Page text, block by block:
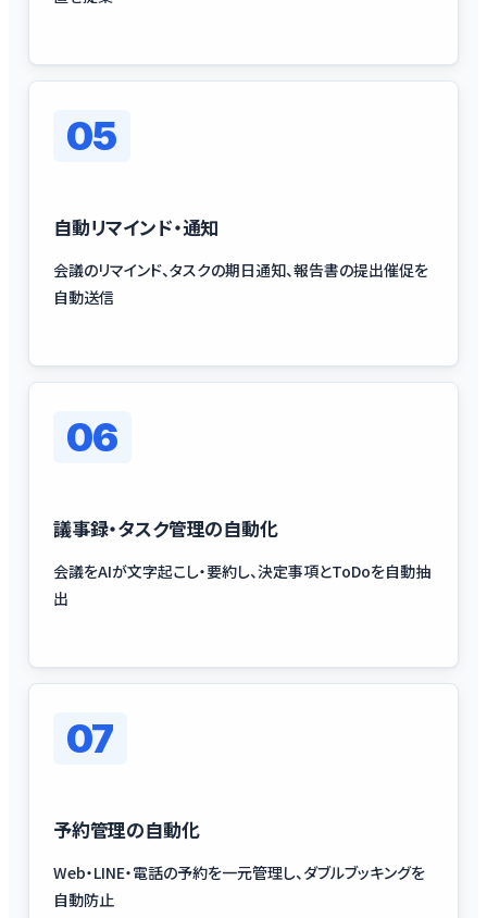
05
自動リマインド・通知
会議のリマインド、タスクの期日通知、報告書の提出催促を
自動送信
06
議事録・タスク管理の自動化
会議をAIが文字起こし・要約し、決定事項とToDoを自動抽
出
07
予約管理の自動化
Web・LINE・電話の予約を一元管理し、ダブルブッキングを
自動防止